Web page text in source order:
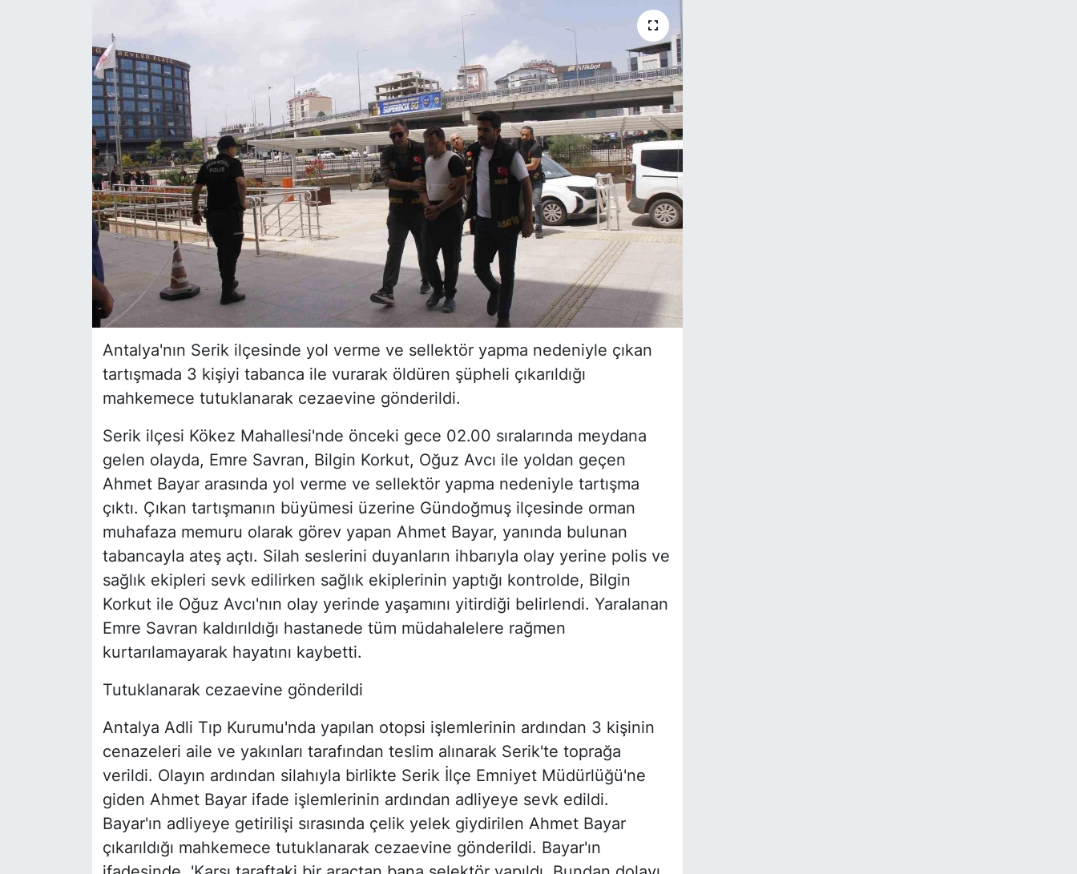
Antalya'nın Serik ilçesinde yol verme ve sellektör yapma nedeniyle çıkan
tartışmada 3 kişiyi tabanca ile vurarak öldüren şüpheli çıkarıldığı
mahkemece tutuklanarak cezaevine gönderildi.
Serik ilçesi Kökez Mahallesi'nde önceki gece 02.00 sıralarında meydana
gelen olayda, Emre Savran, Bilgin Korkut, Oğuz Avcı ile yoldan geçen
Ahmet Bayar arasında yol verme ve sellektör yapma nedeniyle tartışma
çıktı. Çıkan tartışmanın büyümesi üzerine Gündoğmuş ilçesinde orman
muhafaza memuru olarak görev yapan Ahmet Bayar, yanında bulunan
tabancayla ateş açtı. Silah seslerini duyanların ihbarıyla olay yerine polis ve
sağlık ekipleri sevk edilirken sağlık ekiplerinin yaptığı kontrolde, Bilgin
Korkut ile Oğuz Avcı'nın olay yerinde yaşamını yitirdiği belirlendi. Yaralanan
Emre Savran kaldırıldığı hastanede tüm müdahalelere rağmen
kurtarılamayarak hayatını kaybetti.
Tutuklanarak cezaevine gönderildi
Antalya Adli Tıp Kurumu'nda yapılan otopsi işlemlerinin ardından 3 kişinin
cenazeleri aile ve yakınları tarafından teslim alınarak Serik'te toprağa
verildi. Olayın ardından silahıyla birlikte Serik İlçe Emniyet Müdürlüğü'ne
giden Ahmet Bayar ifade işlemlerinin ardından adliyeye sevk edildi.
Bayar'ın adliyeye getirilişi sırasında çelik yelek giydirilen Ahmet Bayar
çıkarıldığı mahkemece tutuklanarak cezaevine gönderildi. Bayar'ın
YEREL HABER
Haberde insan
Tanıtım